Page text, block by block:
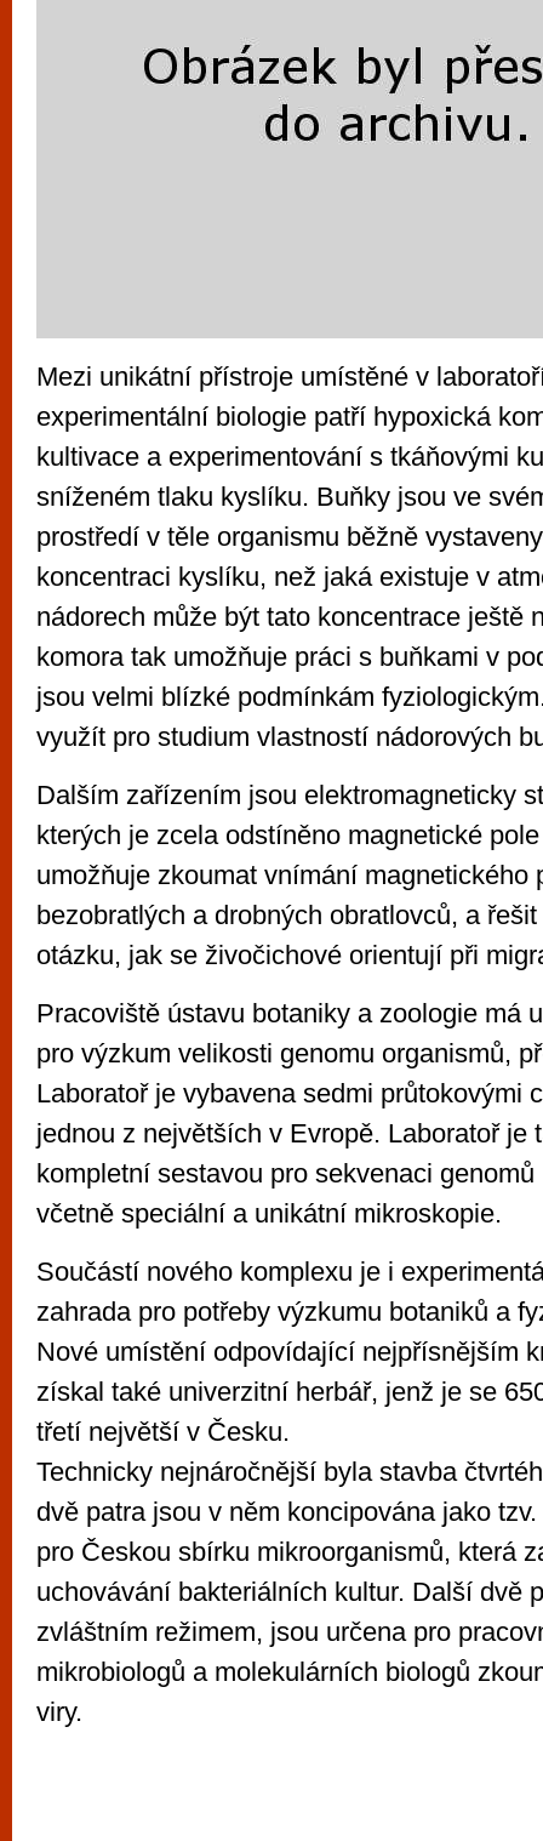
Mezi unikátní přístroje umístěné v
experimentální biologie patří hypoxická
kultivace a experimentování s tkáňovými
sníženém tlaku kyslíku. Buňky jsou ve
prostředí v těle organismu běžně
koncentraci kyslíku, než jaká existuje v
nádorech může být tato koncentrace ještě
komora tak umožňuje práci s buňkami v
jsou velmi blízké podmínkám
využít pro studium vlastností nádorových
Dalším zařízením jsou elektromagneticky
kterých je zcela odstíněno magnetické
umožňuje zkoumat vnímání magnetického
bezobratlých a drobných obratlovců, a
otázku, jak se živočichové orientují při
Pracoviště ústavu botaniky a zoologie má
pro výzkum velikosti genomu organismů,
Laboratoř je vybavena sedmi průtokovými
jednou z největších v Evropě. Laboratoř je
kompletní sestavou pro sekvenaci
včetně speciální a unikátní mikroskopie.
Součástí nového komplexu je i
zahrada pro potřeby výzkumu botaniků a
Nové umístění odpovídající nejpřísnějším
získal také univerzitní herbář, jenž je se
třetí největší v Česku.
Technicky nejnáročnější byla stavba
dvě patra jsou v něm koncipována jako
pro Českou sbírku mikroorganismů, která
uchovávání bakteriálních kultur. Další dvě
zvláštním režimem, jsou určena pro
mikrobiologů a molekulárních biologů
viry.